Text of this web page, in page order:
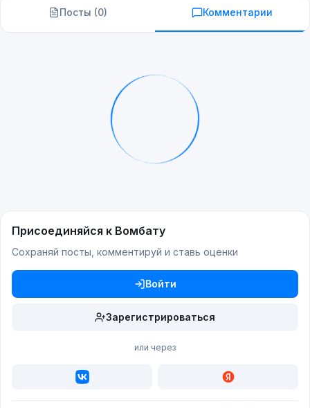
Посты (0) Комментарии
Присоединяйся к Вомбату
Сохраняй посты, комментируй и ставь оценки
Войти
Зарегистрироваться
или через